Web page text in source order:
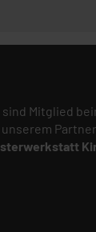
sind Mitglied